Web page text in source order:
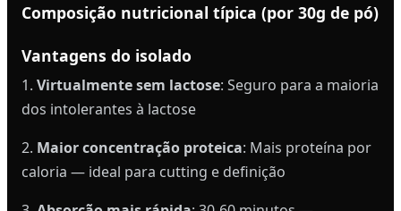
Composição nutricional típica (por 30g de pó)
Vantagens do isolado
1. Virtualmente sem lactose: Seguro para a maioria
dos intolerantes à lactose
2. Maior concentração proteica: Mais proteína por
caloria — ideal para cutting e definição